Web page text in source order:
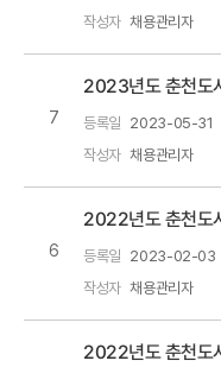
작성자 채용관리자
7
2023년도 춘천도
등록일 2023-05-31
작성자 채용관리자
6
2022년도 춘천도
등록일 2023-02-03
작성자 채용관리자
2022년도 춘천도